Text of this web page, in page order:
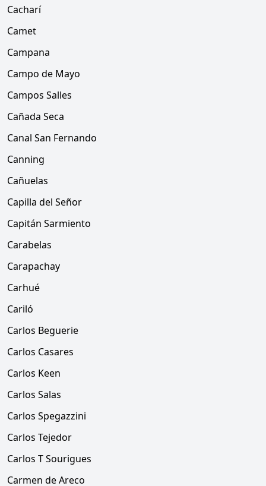
Cacharí
Camet
Campana
Campo de Mayo
Campos Salles
Cañada Seca
Canal San Fernando
Canning
Cañuelas
Capilla del Señor
Capitán Sarmiento
Carabelas
Carapachay
Carhué
Cariló
Carlos Beguerie
Carlos Casares
Carlos Keen
Carlos Salas
Carlos Spegazzini
Carlos Tejedor
Carlos T Sourigues
Carmen de Areco